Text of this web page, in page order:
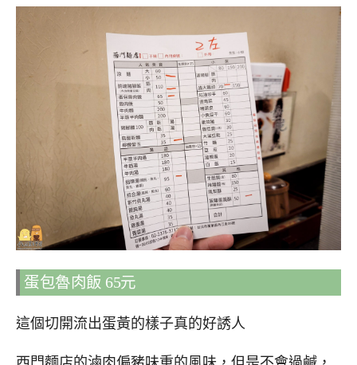
蛋包魯肉飯 65元
這個切開流出蛋黃的樣子真的好誘人